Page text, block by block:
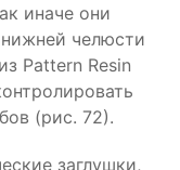
иначе они
челюсти
Pattern Resin
(рис. 72).
заглушки,